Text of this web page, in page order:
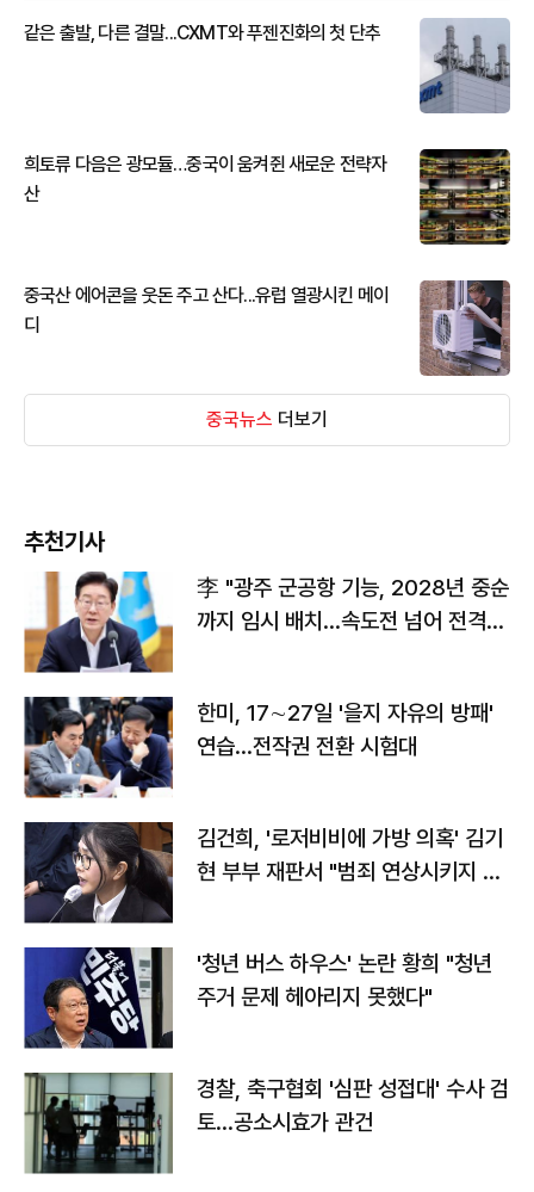
같은 출발, 다른 결말...CXMT와 푸젠진화의 첫 단추
희토류 다음은 광모듈…중국이 움켜쥔 새로운 전략자
산
중국산 에어콘을 웃돈 주고 산다...유럽 열광시킨 메이
디
중국뉴스 더보기
추천기사
李 "광주 군공항 기능, 2028년 중순
까지 임시 배치…속도전 넘어 전격
한미, 17∼27일 '을지 자유의 방패'
연습…전작권 전환 시험대
김건희, '로저비비에 가방 의혹' 김기
현 부부 재판서 "범죄 연상시키지 말
'청년 버스 하우스' 논란 황희 "청년
주거 문제 헤아리지 못했다"
경찰, 축구협회 '심판 성접대' 수사 검
토…공소시효가 관건